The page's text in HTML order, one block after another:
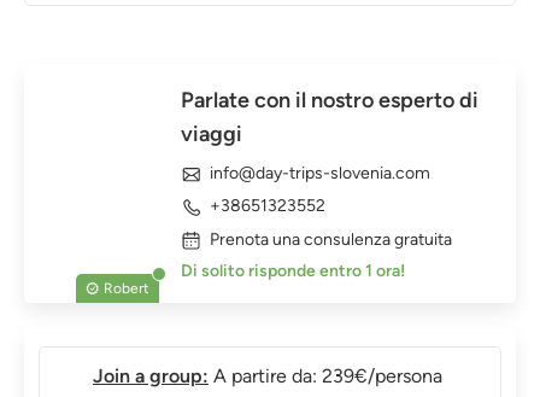
Robert
Parlate con il nostro esperto di
viaggi
info@day-trips-slovenia.com
+38651323552
Prenota una consulenza gratuita
Di solito risponde entro 1 ora!
Join a group: A partire da: 239€/persona